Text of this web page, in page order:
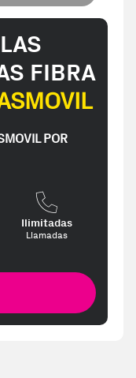
FIBRA
POR
Ilimitadas
Llamadas